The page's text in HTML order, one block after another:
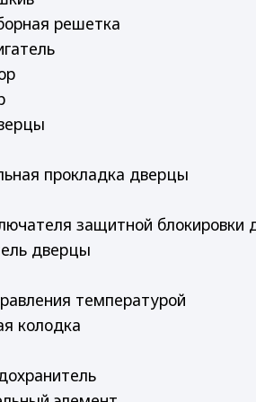
решетка
прокладка дверцы
защитной блокировки
дверцы
температурой
колодка